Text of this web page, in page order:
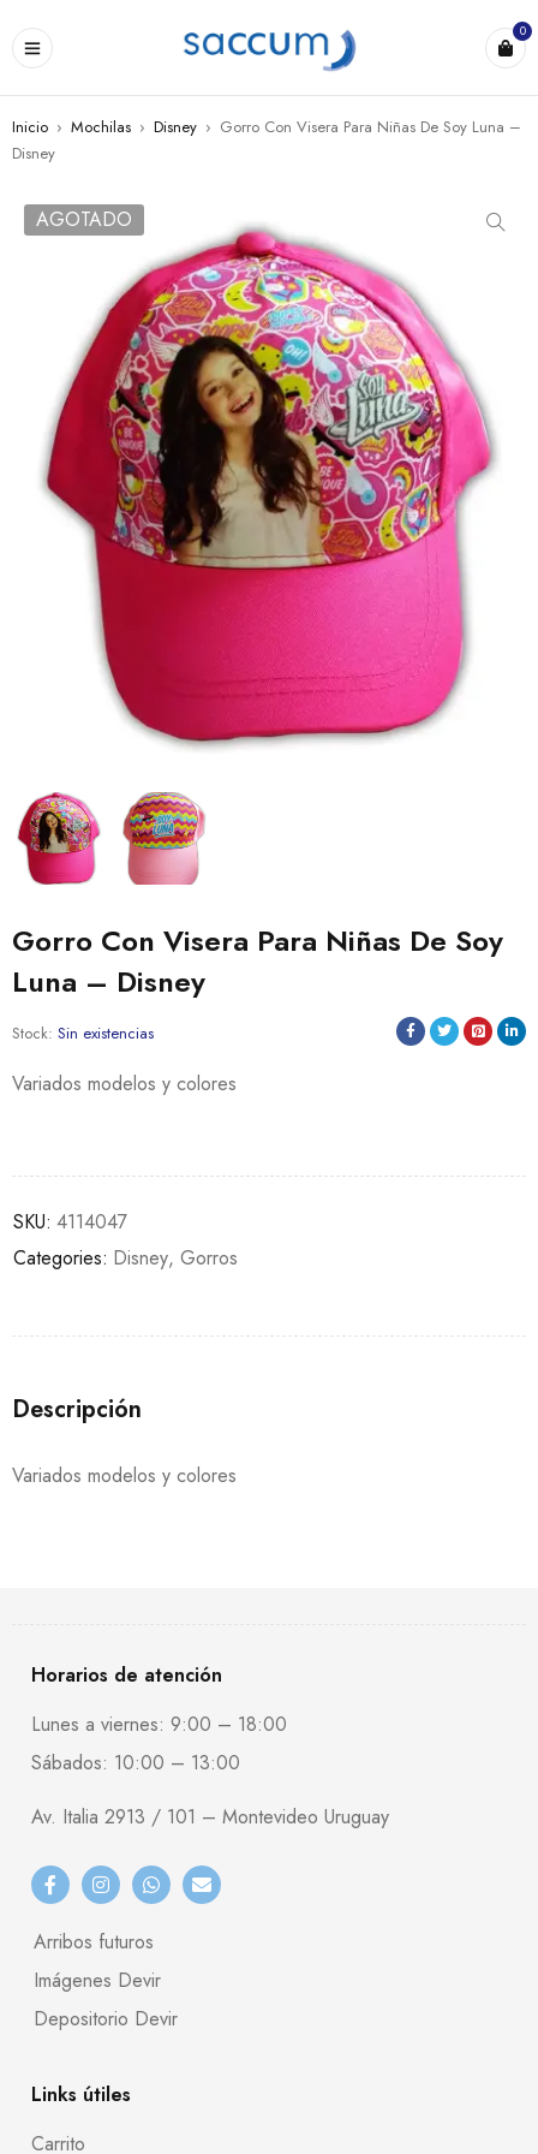
0
Inicio › Mochilas › Disney › Gorro Con Visera Para Niñas De Soy Luna –
Disney
AGOTADO
Gorro Con Visera Para Niñas De Soy
Luna – Disney
Stock: Sin existencias
Variados modelos y colores
SKU: 4114047
Categories: Disney, Gorros
Descripción
Variados modelos y colores
Horarios de atención
Lunes a viernes: 9:00 – 18:00
Sábados: 10:00 – 13:00
Av. Italia 2913 / 101 – Montevideo Uruguay
Arribos futuros
Imágenes Devir
Depositorio Devir
Links útiles
Carrito